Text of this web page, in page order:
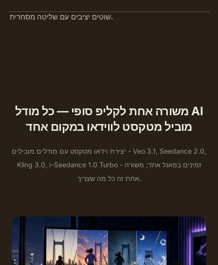
שוטים יציבים עם שליטה מסחרית.
משורה אחת לקליפ סופי — כל מודל AI
מוביל מטקסט לווידאו במקום אחד
יצירת וידאו מטקסט עם מודלים מובילים - Veo 3.1, Seedance 2.0,
Kling 3.0, ו-Seedance 1.0 Turbo - זמינים בפאנל אחד; משורה
אחת זה כל מה שצריך.